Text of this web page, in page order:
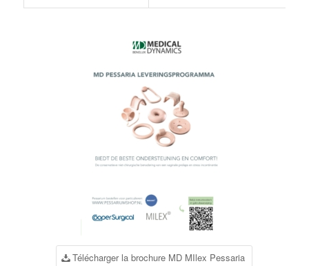
Télécharger la brochure MD MIlex Pessaria